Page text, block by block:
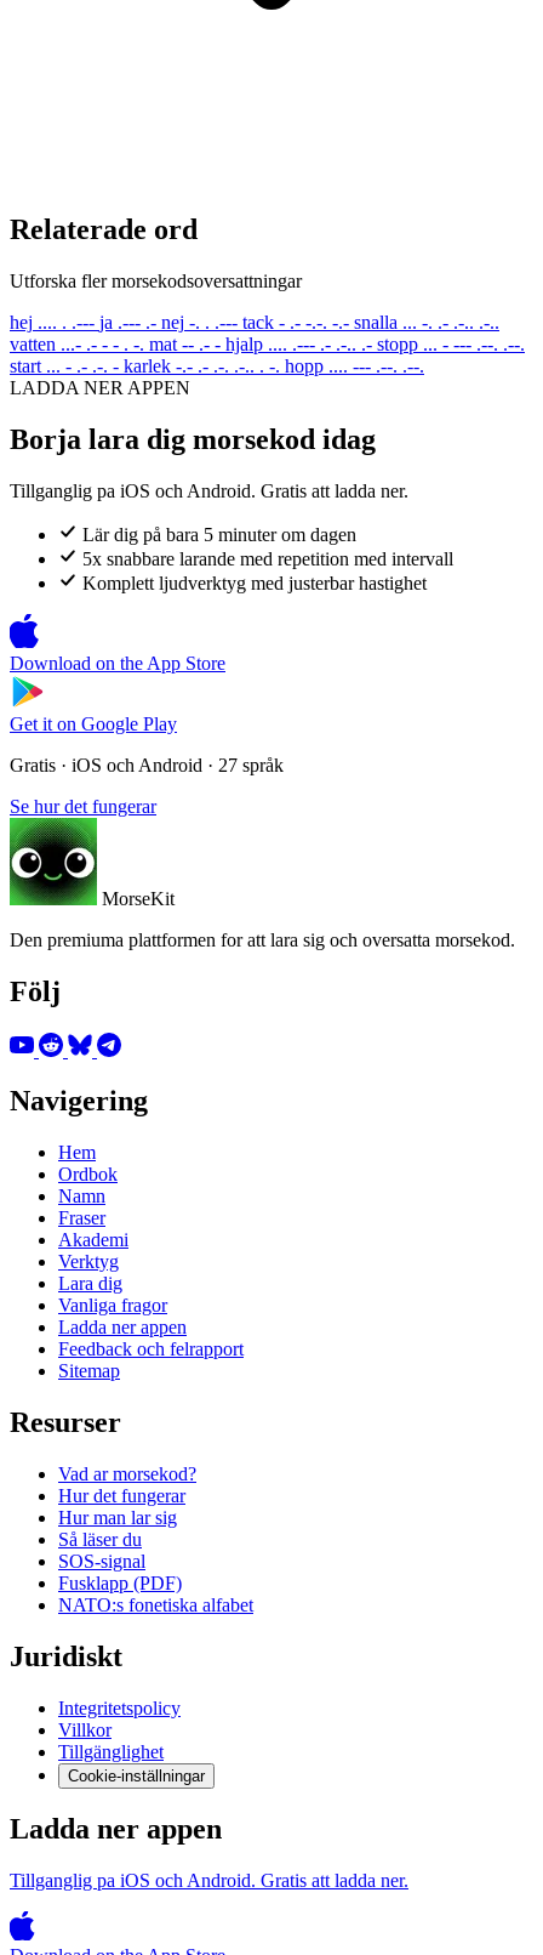
Relaterade ord
Utforska fler morsekodsoversattningar
hej .... . .--- ja .--- .- nej -. . .--- tack - .- -.-. -.- snalla ... -. .- .-.. .-..
vatten ...- .- - - . -. mat -- .- - hjalp .... .--- .- .-.. .- stopp ... - --- .--. .--.
start ... - .- .-. - karlek -.- .- .-. .-.. . -. hopp .... --- .--. .--.
LADDA NER APPEN
Borja lara dig morsekod idag
Tillganglig pa iOS och Android. Gratis att ladda ner.
Lär dig på bara 5 minuter om dagen
5x snabbare larande med repetition med intervall
Komplett ljudverktyg med justerbar hastighet
Download on the App Store
Get it on Google Play
Gratis · iOS och Android · 27 språk
Se hur det fungerar
MorseKit
Den premiuma plattformen for att lara sig och oversatta morsekod.
Följ
Navigering
Hem
Ordbok
Namn
Fraser
Akademi
Verktyg
Lara dig
Vanliga fragor
Ladda ner appen
Feedback och felrapport
Sitemap
Resurser
Vad ar morsekod?
Hur det fungerar
Hur man lar sig
Så läser du
SOS-signal
Fusklapp (PDF)
NATO:s fonetiska alfabet
Juridiskt
Integritetspolicy
Villkor
Tillgänglighet
Cookie-inställningar
Ladda ner appen
Tillganglig pa iOS och Android. Gratis att ladda ner.